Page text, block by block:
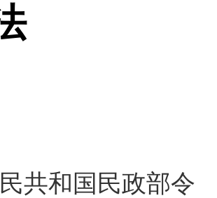
共和国民政部令